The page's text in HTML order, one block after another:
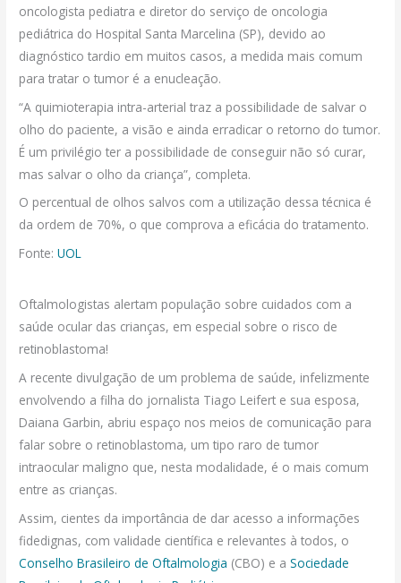
oncologista pediatra e diretor do serviço de oncologia
pediátrica do Hospital Santa Marcelina (SP), devido ao
diagnóstico tardio em muitos casos, a medida mais comum
para tratar o tumor é a enucleação.
“A quimioterapia intra-arterial traz a possibilidade de salvar o
olho do paciente, a visão e ainda erradicar o retorno do tumor.
É um privilégio ter a possibilidade de conseguir não só curar,
mas salvar o olho da criança”, completa.
O percentual de olhos salvos com a utilização dessa técnica é
da ordem de 70%, o que comprova a eficácia do tratamento.
Fonte:UOL
Oftalmologistas alertam população sobre cuidados com a
saúde ocular das crianças, em especial sobre o risco de
retinoblastoma!
A recente divulgação de um problema de saúde, infelizmente
envolvendo a filha do jornalista Tiago Leifert e sua esposa,
Daiana Garbin, abriu espaço nos meios de comunicação para
falar sobre o retinoblastoma, um tipo raro de tumor
intraocular maligno que, nesta modalidade, é o mais comum
entre as crianças.
Assim, cientes da importância de dar acesso a informações
fidedignas, com validade científica e relevantes à todos, o
Conselho Brasileiro de Oftalmologia (CBO) e aSociedade